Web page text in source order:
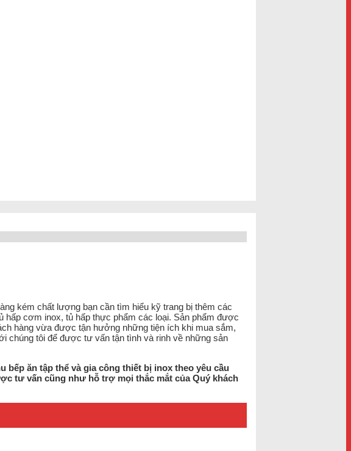
kém chất lượng bạn cần tìm hiểu kỹ trang bị thêm các
hấp cơm inox, tủ hấp thực phẩm các loại. Sản phẩm được
hàng vừa được tận hưởng những tiện ích khi mua sắm,
chúng tôi để được tư vấn tận tình và rinh về những sản
bếp ăn tập thể và gia công thiết bị inox theo yêu cầu
tư vấn cũng như hỗ trợ mọi thắc mắt của Quý khách